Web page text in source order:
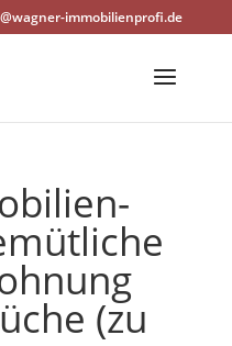
immobilienprofi.de
(zu